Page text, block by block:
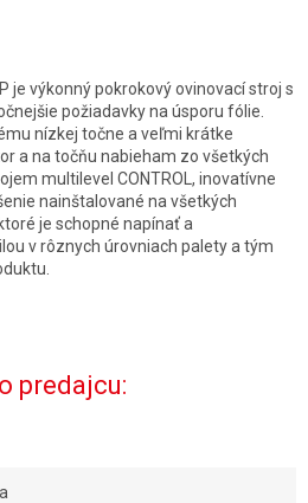
je výkonný pokrokový ovinovací stroj s
požiadavky na úsporu fólie.
nízkej točne a veľmi krátke
a na točňu nabieham zo všetkých
multilevel CONTROL, inovatívne
nainštalované na všetkých
je schopné napínať a
v rôznych úrovniach palety a tým
predajcu: